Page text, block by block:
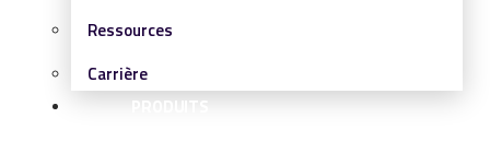
Ressources
Carrière
PRODUITS